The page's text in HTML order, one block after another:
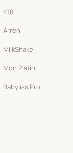
K18
Arren
MilkShake
Mon Platin
Babyliss Pro